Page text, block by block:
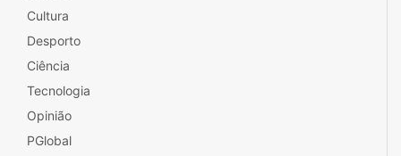
Cultura
Desporto
Ciência
Tecnologia
Opinião
PGlobal